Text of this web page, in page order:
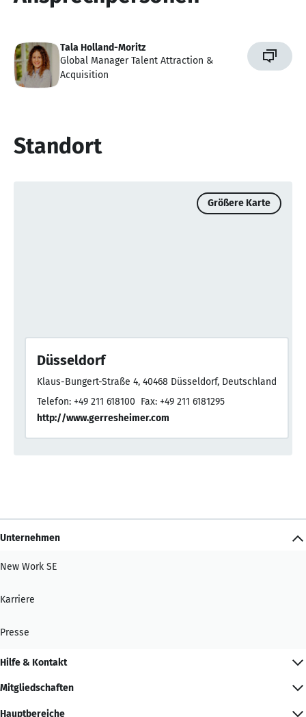
Tala Holland-Moritz
Global Manager Talent Attraction &
Acquisition
Standort
Größere Karte
Düsseldorf
Klaus-Bungert-Straße 4, 40468 Düsseldorf, Deutschland
Telefon: +49 211 618100 Fax: +49 211 6181295
http://www.gerresheimer.com
Unternehmen
New Work SE
Karriere
Presse
Hilfe & Kontakt
Mitgliedschaften
Hauptbereiche